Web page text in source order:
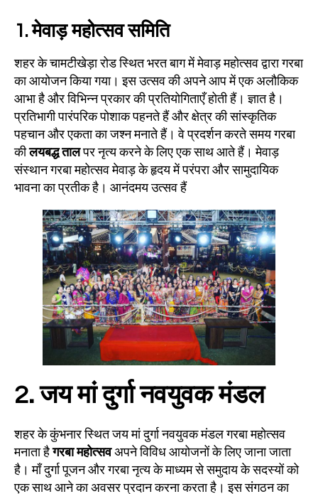
1. मेवाड़ महोत्सव समिति
शहर के चामटीखेड़ा रोड स्थित भरत बाग में मेवाड़ महोत्सव द्वारा गरबा
का आयोजन किया गया। इस उत्सव की अपने आप में एक अलौकिक
आभा है और विभिन्न प्रकार की प्रतियोगिताएँ होती हैं। ज्ञात है।
प्रतिभागी पारंपरिक पोशाक पहनते हैं और क्षेत्र की सांस्कृतिक
पहचान और एकता का जश्न मनाते हैं। वे प्रदर्शन करते समय गरबा
कीलयबद्ध तालपर नृत्य करने के लिए एक साथ आते हैं। मेवाड़
संस्थान गरबा महोत्सव मेवाड़ के हृदय में परंपरा और सामुदायिक
भावना का प्रतीक है। आनंदमय उत्सव हैं
2. जय मां दुर्गा नवयुवक मंडल
शहर के कुंभनार स्थित जय मां दुर्गा नवयुवक मंडल गरबा महोत्सव
मनाता हैगरबा महोत्सवअपने विविध आयोजनों के लिए जाना जाता
है। माँ दुर्गा पूजन और गरबा नृत्य के माध्यम से समुदाय के सदस्यों को
एक साथ आने का अवसर प्रदान करना करता है। इस संगठन का